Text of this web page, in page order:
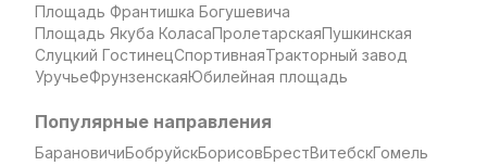
Площадь Франтишка Богушевича
Площадь Якуба КоласаПролетарскаяПушкинская
Слуцкий ГостинецСпортивнаяТракторный завод
УручьеФрунзенскаяЮбилейная площадь
Популярные направления
БарановичиБобруйскБорисовБрестВитебскГомель